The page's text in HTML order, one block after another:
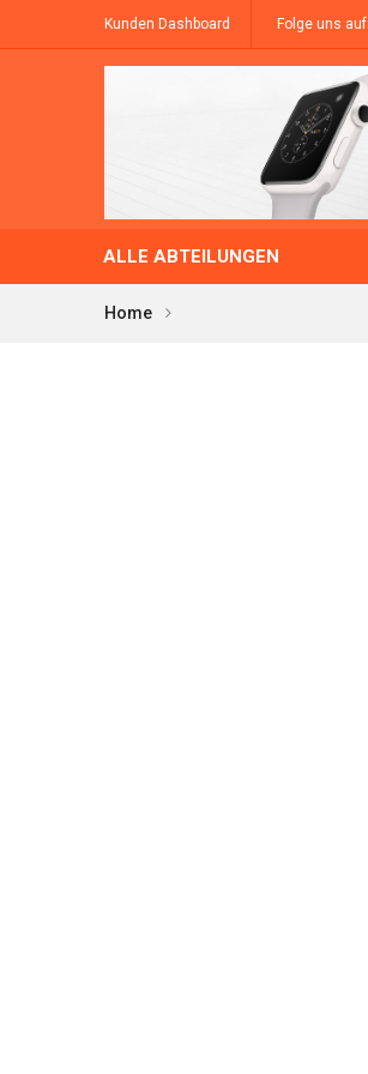
Kunden Dashboard Folge uns auf
ALLE ABTEILUNGEN
Home